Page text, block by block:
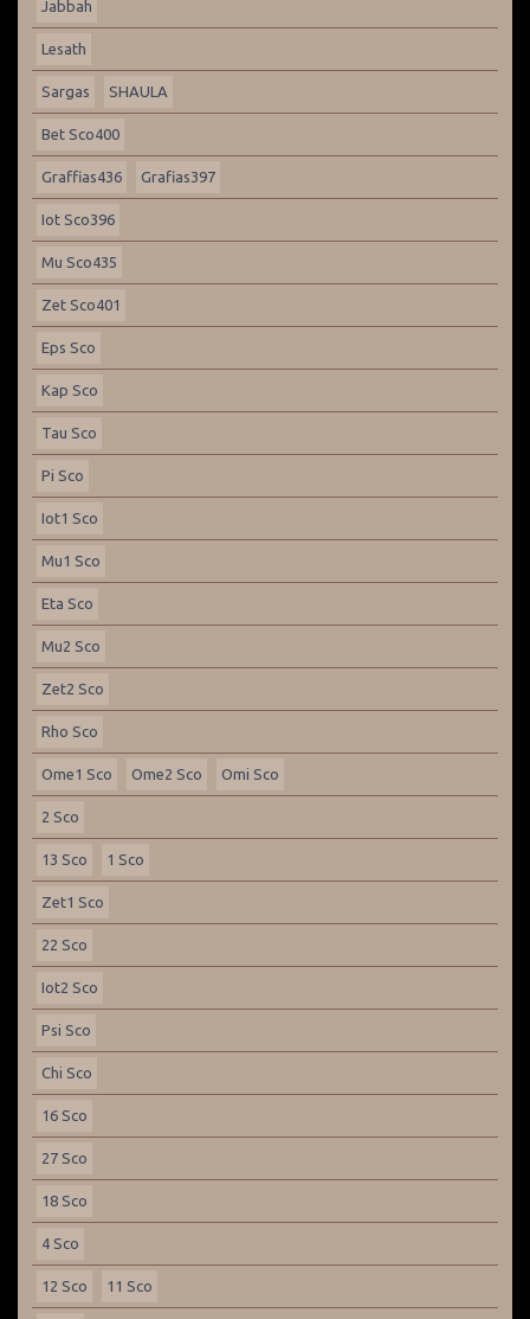
Jabbah
Lesath
Sargas SHAULA
Bet Sco400
Graffias436 Grafias397
Iot Sco396
Mu Sco435
Zet Sco401
Eps Sco
Kap Sco
Tau Sco
Pi Sco
Iot1 Sco
Mu1 Sco
Eta Sco
Mu2 Sco
Zet2 Sco
Rho Sco
Ome1 Sco Ome2 Sco Omi Sco
2 Sco
13 Sco 1 Sco
Zet1 Sco
22 Sco
Iot2 Sco
Psi Sco
Chi Sco
16 Sco
27 Sco
18 Sco
4 Sco
12 Sco 11 Sco